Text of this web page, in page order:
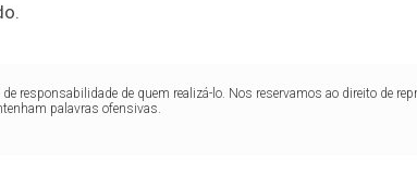
responsabilidade de quem realizá-lo. Nos reservamos ao direito de
palavras ofensivas.